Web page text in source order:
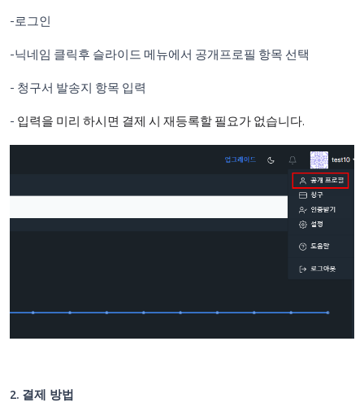
-로그인
-닉네임 클릭후 슬라이드 메뉴에서 공개프로필 항목 선택
- 청구서 발송지 항목 입력
- 입력을 미리 하시면 결제 시 재등록할 필요가 없습니다.
2. 결제 방법